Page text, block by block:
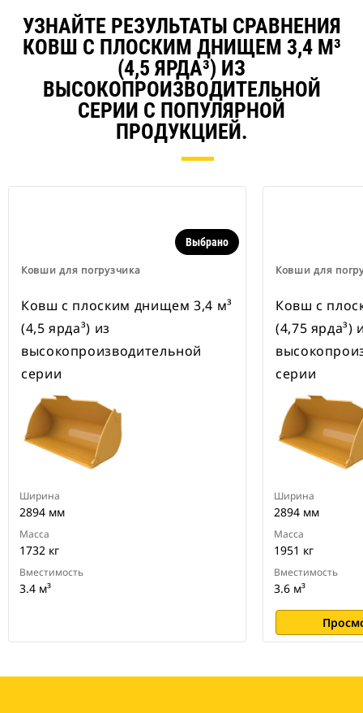
УЗНАЙТЕ РЕЗУЛЬТАТЫ СРАВНЕНИЯ
КОВШ С ПЛОСКИМ ДНИЩЕМ 3,4 М³
(4,5 ЯРДА³) ИЗ
ВЫСОКОПРОИЗВОДИТЕЛЬНОЙ
СЕРИИ С ПОПУЛЯРНОЙ
ПРОДУКЦИЕЙ.
Ковши для погрузчика
Выбрано
Ковш с плоским днищем 3,4 м³
(4,5 ярда³) из
высокопроизводительной
серии
Ширина
2894 мм
Масса
1732 кг
Вместимость
3.4 м³
Ковши для
Ковш с
(4,75 ярда³)
серии
Ширина
2894 мм
Масса
1951 кг
Вместимость
3.6 м³